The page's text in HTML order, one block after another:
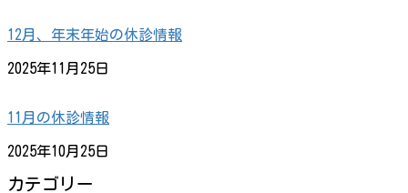
12月、年末年始の休診情報
2025年11月25日
11月の休診情報
2025年10月25日
カテゴリー